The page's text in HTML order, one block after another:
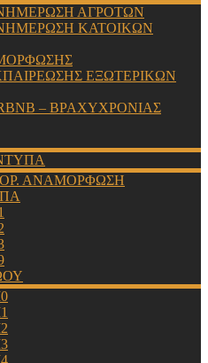
ΑΓΡΟΤΩΝ
ΚΑΤΟΙΚΩΝ
ΕΞΩΤΕΡΙΚΩΝ
– ΒΡΑΧΥΧΡΟΝΙΑΣ
ΑΝΑΜΟΡΦΩΣΗ